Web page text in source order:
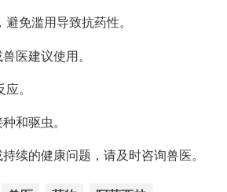
免滥用导致抗药性。
医建议使用。
。
和驱虫。
续的健康问题，请及时咨询兽医。